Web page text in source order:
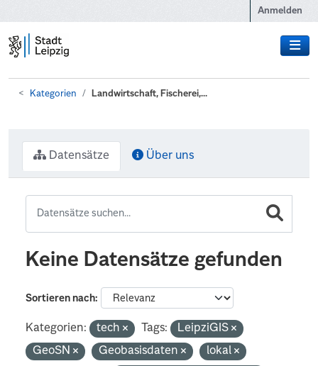
Anmelden
Kategorien Landwirtschaft, Fischerei,...
Datensätze Über uns
Keine Datensätze gefunden
Sortieren nach
Kategorien: tech Tags:
LeipziGIS
GeoSN
Geobasisdaten
lokal